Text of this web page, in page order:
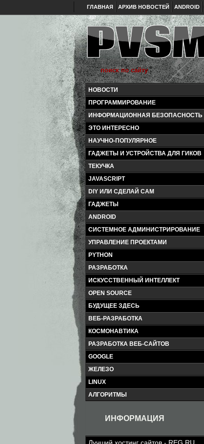
ГЛАВНАЯ АРХИВ НОВОСТЕЙ ANDROID
НОВОСТИ
ПРОГРАММИРОВАНИЕ
ИНФОРМАЦИОННАЯ БЕЗОПАСНОСТЬ
ЭТО ИНТЕРЕСНО
НАУЧНО-ПОПУЛЯРНОЕ
ГАДЖЕТЫ И УСТРОЙСТВА ДЛЯ ГИКОВ
ТЕКУЧКА
JAVASCRIPT
DIY ИЛИ СДЕЛАЙ САМ
ГАДЖЕТЫ
ANDROID
СИСТЕМНОЕ АДМИНИСТРИРОВАНИЕ
УПРАВЛЕНИЕ ПРОЕКТАМИ
PYTHON
РАЗРАБОТКА
ИСКУССТВЕННЫЙ ИНТЕЛЛЕКТ
OPEN SOURCE
БУДУЩЕЕ ЗДЕСЬ
ВЕБ-РАЗРАБОТКА
КОСМОНАВТИКА
РАЗРАБОТКА ВЕБ-САЙТОВ
GOOGLE
ЖЕЛЕЗО
LINUX
АЛГОРИТМЫ
ИНФОРМАЦИЯ